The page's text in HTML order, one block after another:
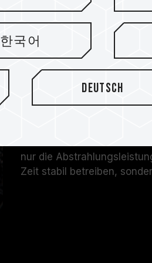
Mit komplettem
verbesserter
Das Design des DDR4-
Der Heatspreader-Bereich
erweitert. Der
besseren Schutz. Die
nur die
Zeit stabil betreiben,
한국어
Deutsch